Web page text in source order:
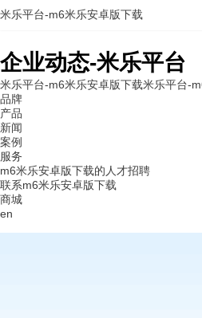
企业动态-米乐平台
米乐平台-m6米乐安卓版下载米乐平台-
品牌
产品
新闻
案例
服务
m6米乐安卓版下载的人才招聘
联系m6米乐安卓版下载
商城
en
米乐平台-m6米乐安卓版下载